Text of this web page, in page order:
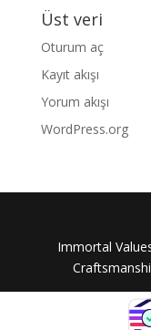
Üst veri
Oturum aç
Kayıt akışı
Yorum akışı
WordPress.org
Immortal